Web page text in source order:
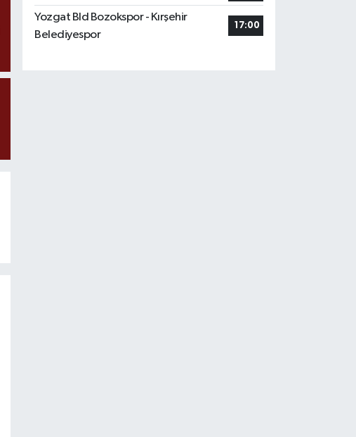
Yozgat Bld Bozokspor - Kırşehir
Belediyespor
17:00